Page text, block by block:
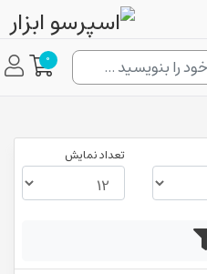
0
تعداد نمایش